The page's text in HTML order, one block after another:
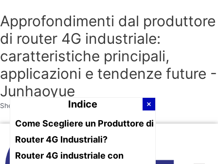
Approfondimenti dal produttore
di router 4G industriale:
caratteristiche principali,
applicazioni e tendenze future -
Junhaoyue
Shenzhen Junhaoyue Technology Co., Ltd. è un
contenuto
Indice
Come Scegliere un Produttore di
Router 4G Industriali?
Router 4G industriale con